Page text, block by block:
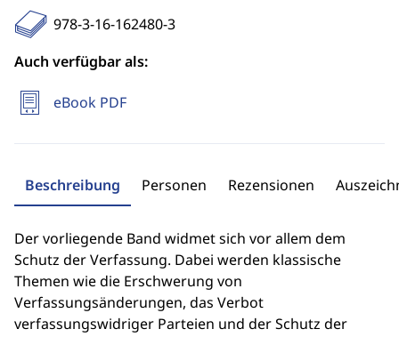
978-3-16-162480-3
Auch verfügbar als:
eBook PDF
Beschreibung Personen Rezensionen
Der vorliegende Band widmet sich vor allem dem
Schutz der Verfassung. Dabei werden klassische
Themen wie die Erschwerung von
Verfassungsänderungen, das Verbot
verfassungswidriger Parteien und der Schutz der